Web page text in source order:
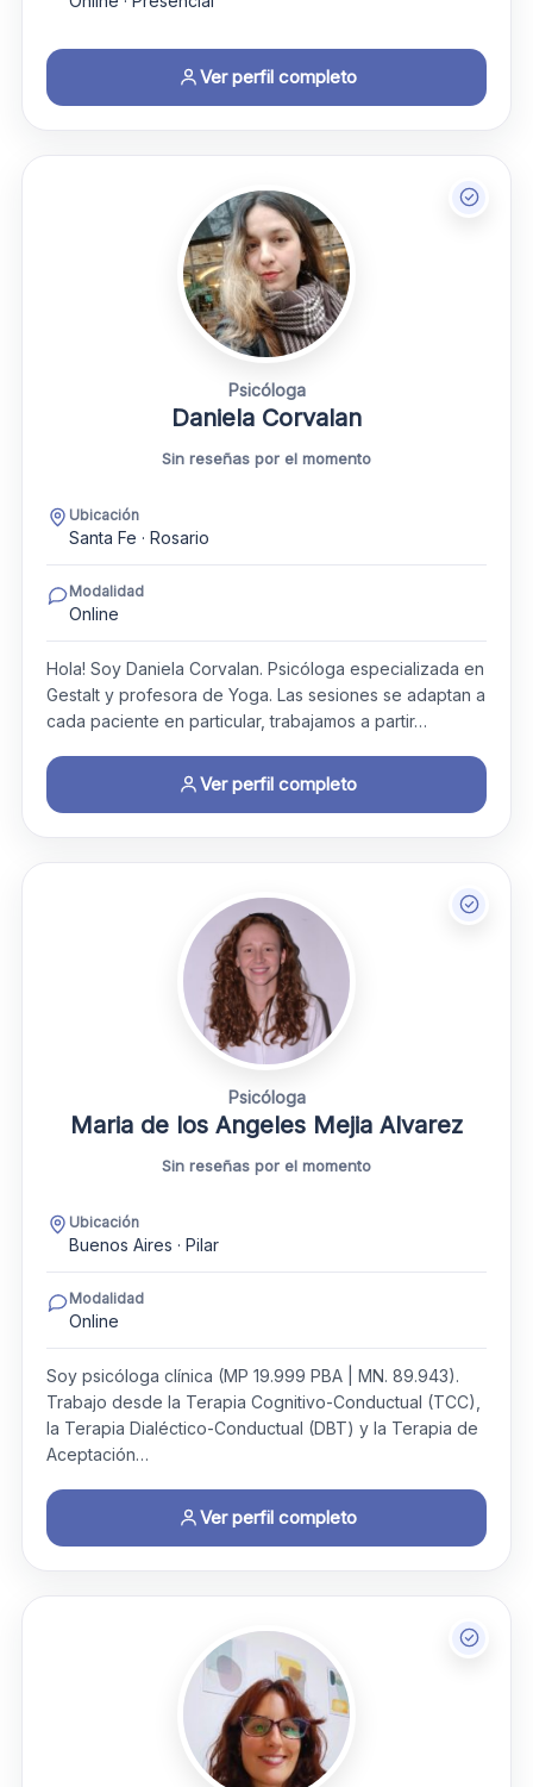
Ver perfil completo
Psicóloga
Daniela Corvalan
Sin reseñas por el momento
Ubicación
Santa Fe · Rosario
Modalidad
Online
Hola! Soy Daniela Corvalan. Psicóloga especializada en
Gestalt y profesora de Yoga. Las sesiones se adaptan a
cada paciente en particular, trabajamos a partir…
Ver perfil completo
Psicóloga
Maria de los Angeles Mejia Alvarez
Sin reseñas por el momento
Ubicación
Buenos Aires · Pilar
Modalidad
Online
Soy psicóloga clínica (MP 19.999 PBA | MN. 89.943).
Trabajo desde la Terapia Cognitivo-Conductual (TCC),
la Terapia Dialéctico-Conductual (DBT) y la Terapia de
Aceptación…
Ver perfil completo